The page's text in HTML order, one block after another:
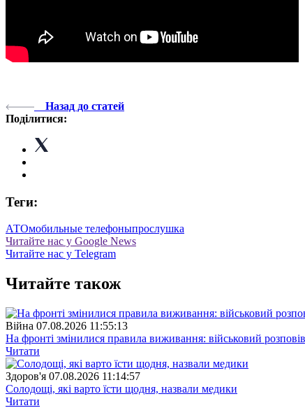
Назад до статей
Поділитися:
Теги:
АТОмобильные телефоныпрослушка
Читайте нас у Google News
Читайте нас у Telegram
Читайте також
Війна 07.08.2026 11:55:13
На фронті змінилися правила виживання: військовий
Читати
Здоров'я 07.08.2026 11:14:57
Солодощі, які варто їсти щодня, назвали медики
Читати